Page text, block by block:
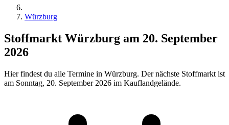
Würzburg
Stoffmarkt Würzburg am 20. September
2026
Hier findest du alle Termine in Würzburg. Der nächste Stoffmarkt ist
am Sonntag, 20. September 2026 im Kauflandgelände.